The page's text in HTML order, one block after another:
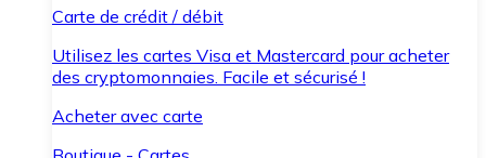
Carte de crédit / débit
Utilisez les cartes Visa et Mastercard pour acheter
des cryptomonnaies. Facile et sécurisé !
Acheter avec carte